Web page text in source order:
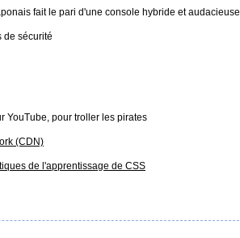
fait le pari d'une console hybride et audacieuse
de sécurité
YouTube, pour troller les pirates
(CDN)
de l'apprentissage de CSS